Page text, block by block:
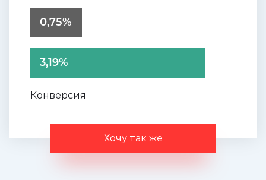
0,75%
3,19%
Конверсия
Хочу так же